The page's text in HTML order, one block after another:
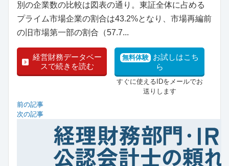
別の企業数の比較は図表の通り。東証全体に占める
プライム市場企業の割合は43.2%となり、市場再編前
の旧市場第一部の割合（57.7...
経営財務データベー
スで続きを読む
無料体験 お試しはこち
ら
すぐに使えるIDをメールでお
送りします
前の記事
次の記事